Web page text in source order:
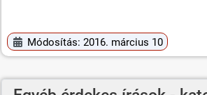
Módosítás: 2016. március 10